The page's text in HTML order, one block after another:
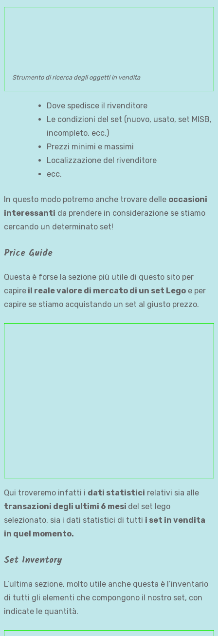
Strumento di ricerca degli oggetti in vendita
Dove spedisce il rivenditore
Le condizioni del set (nuovo, usato, set MISB,
incompleto, ecc.)
Prezzi minimi e massimi
Localizzazione del rivenditore
ecc.
In questo modo potremo anche trovare delle occasioni
interessanti da prendere in considerazione se stiamo
cercando un determinato set!
Price Guide
Questa è forse la sezione più utile di questo sito per
capire il reale valore di mercato di un set Lego e per
capire se stiamo acquistando un set al giusto prezzo.
Qui troveremo infatti i dati statistici relativi sia alle
transazioni degli ultimi 6 mesi del set lego
selezionato, sia i dati statistici di tutti i set in vendita
in quel momento.
Set Inventory
L’ultima sezione, molto utile anche questa è l’inventario
di tutti gli elementi che compongono il nostro set, con
indicate le quantità.